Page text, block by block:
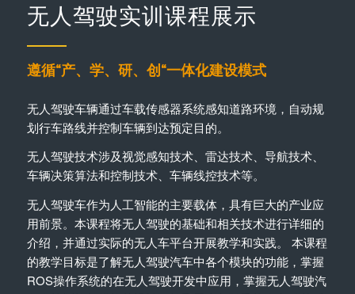
无人驾驶实训课程展示
遵循“产、学、研、创“一体化建设模式
无人驾驶车辆通过车载传感器系统感知道路环境，自动规
划行车路线并控制车辆到达预定目的。
无人驾驶技术涉及视觉感知技术、雷达技术、导航技术、
车辆决策算法和控制技术、车辆线控技术等。
无人驾驶车作为人工智能的主要载体，具有巨大的产业应
用前景。本课程将无人驾驶的基础和相关技术进行详细的
介绍，并通过实际的无人车平台开展教学和实践。 本课程
的教学目标是了解无人驾驶汽车中各个模块的功能，掌握
ROS操作系统的在无人驾驶开发中应用，掌握无人驾驶汽